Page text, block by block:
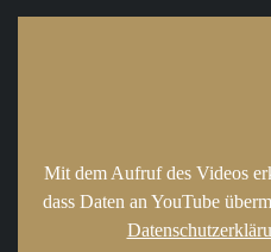
Mit dem Aufruf des Videos
dass Daten an YouTube